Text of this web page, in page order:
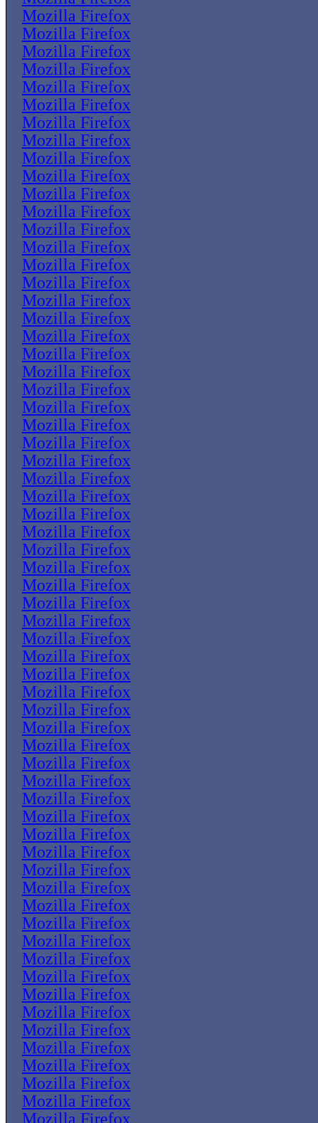
Mozilla Firefox
Mozilla Firefox
Mozilla Firefox
Mozilla Firefox
Mozilla Firefox
Mozilla Firefox
Mozilla Firefox
Mozilla Firefox
Mozilla Firefox
Mozilla Firefox
Mozilla Firefox
Mozilla Firefox
Mozilla Firefox
Mozilla Firefox
Mozilla Firefox
Mozilla Firefox
Mozilla Firefox
Mozilla Firefox
Mozilla Firefox
Mozilla Firefox
Mozilla Firefox
Mozilla Firefox
Mozilla Firefox
Mozilla Firefox
Mozilla Firefox
Mozilla Firefox
Mozilla Firefox
Mozilla Firefox
Mozilla Firefox
Mozilla Firefox
Mozilla Firefox
Mozilla Firefox
Mozilla Firefox
Mozilla Firefox
Mozilla Firefox
Mozilla Firefox
Mozilla Firefox
Mozilla Firefox
Mozilla Firefox
Mozilla Firefox
Mozilla Firefox
Mozilla Firefox
Mozilla Firefox
Mozilla Firefox
Mozilla Firefox
Mozilla Firefox
Mozilla Firefox
Mozilla Firefox
Mozilla Firefox
Mozilla Firefox
Mozilla Firefox
Mozilla Firefox
Mozilla Firefox
Mozilla Firefox
Mozilla Firefox
Mozilla Firefox
Mozilla Firefox
Mozilla Firefox
Mozilla Firefox
Mozilla Firefox
Mozilla Firefox
Mozilla Firefox
Mozilla Firefox